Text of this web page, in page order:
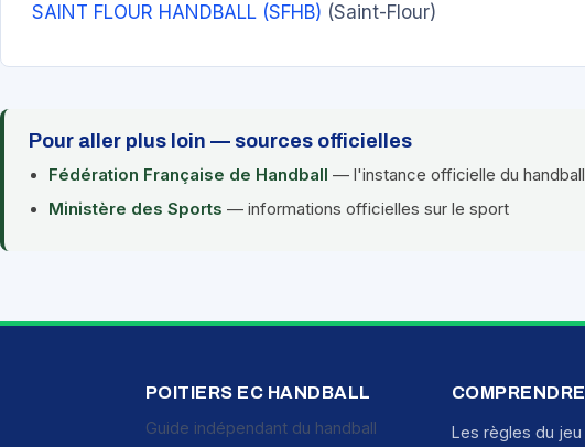
SAINT FLOUR HANDBALL (SFHB) (Saint-Flour)
Pour aller plus loin — sources officielles
Fédération Française de Handball — l'instance officielle du handball
Ministère des Sports — informations officielles sur le sport
POITIERS EC HANDBALL
Guide indépendant du handball
COMPRENDRE
Les règles du jeu